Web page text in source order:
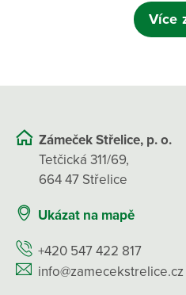
Více
Zámeček Střelice, p. o.
Tetčická 311/69,
664 47 Střelice
Ukázat na mapě
+420 547 422 817
info@zamecekstrelice.cz